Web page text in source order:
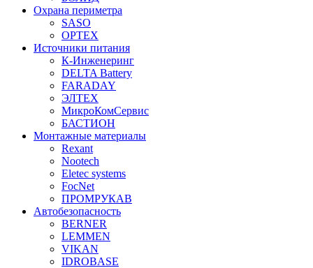
Охрана периметра
SASO
OPTEX
Источники питания
К-Инженеринг
DELTA Battery
FARADAY
ЭЛТЕХ
МикроКомСервис
БАСТИОН
Монтажные материалы
Rexant
Nootech
Eletec systems
FocNet
ПРОМРУКАВ
Автобезопасность
BERNER
LEMMEN
VIKAN
IDROBASE